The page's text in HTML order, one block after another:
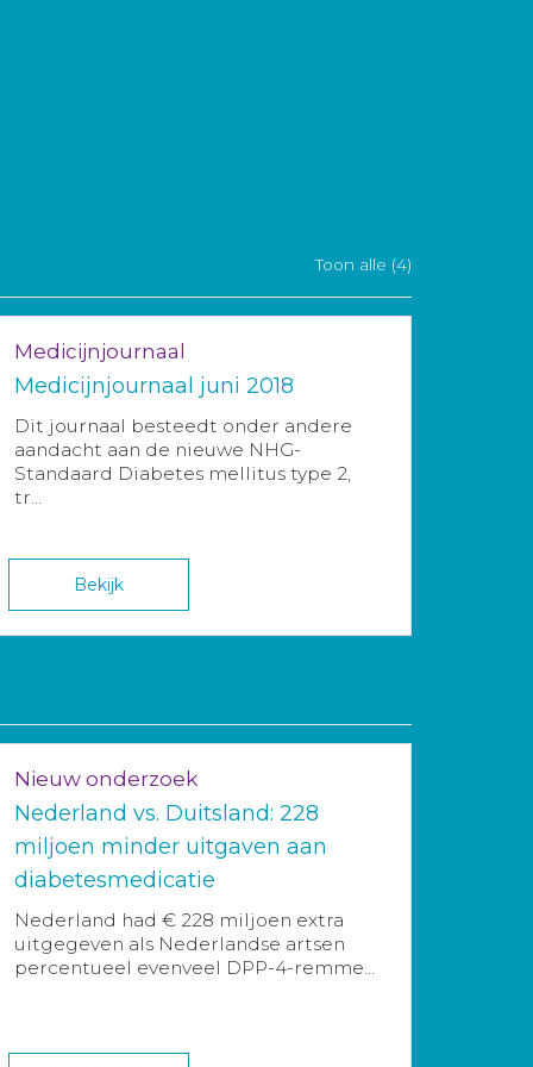
Toon alle (4)
Medicijnjournaal
Medicijnjournaal juni 2018
Dit journaal besteedt onder andere
aandacht aan de nieuwe NHG-
Standaard Diabetes mellitus type 2,
tr...
Bekijk
Nieuw onderzoek
Nederland vs. Duitsland: 228
miljoen minder uitgaven aan
diabetesmedicatie
Nederland had € 228 miljoen extra
uitgegeven als Nederlandse artsen
percentueel evenveel DPP-4-remme...